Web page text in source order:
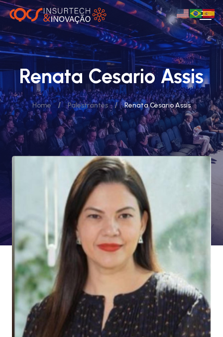
Renata Cesario Assis
Home / Palestrantes / Renata Cesario Assis